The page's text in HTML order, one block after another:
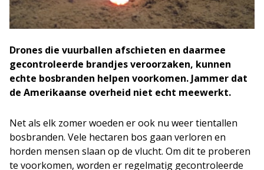
Drones die vuurballen afschieten en daarmee
gecontroleerde brandjes veroorzaken, kunnen
echte bosbranden helpen voorkomen. Jammer dat
de Amerikaanse overheid niet echt meewerkt.
Net als elk zomer woeden er ook nu weer tientallen
bosbranden. Vele hectaren bos gaan verloren en
horden mensen slaan op de vlucht. Om dit te proberen
te voorkomen, worden er regelmatig gecontroleerde